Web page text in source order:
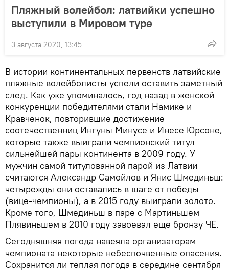
Пляжный волейбол: латвийки успешно
выступили в Мировом туре
3 августа 2020, 13:45
В истории континентальных первенств латвийские
пляжные волейболисты успели оставить заметный
след. Как уже упоминалось, год назад в женской
конкуренции победителями стали Намике и
Кравченок, повторившие достижение
соотечественниц Ингуны Минусе и Инесе Юрсоне,
которые также выиграли чемпионский титул
сильнейшей пары континента в 2009 году. У
мужчин самой титулованной парой из Латвии
считаются Александр Самойлов и Янис Шмединьш:
четырежды они оставались в шаге от победы
(вице-чемпионы), а в 2015 году выиграли золото.
Кроме того, Шмединьш в паре с Мартиньшем
Плявиньшем в 2010 году завоевал еще бронзу ЧЕ.
Сегодняшняя погода навеяла организаторам
чемпионата некоторые небеспочвенные опасения.
Сохранится ли теплая погода в середине сентября